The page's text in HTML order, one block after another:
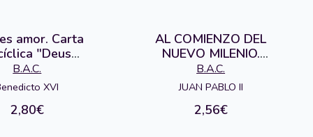
amor. Carta
"Deus
est"
B.A.C.
XVI
2,80€
AL COMIENZO DEL
NUEVO MILENIO.
NOVO MILLENNIO
INUENTE
B.A.C.
JUAN PABLO II
2,56€